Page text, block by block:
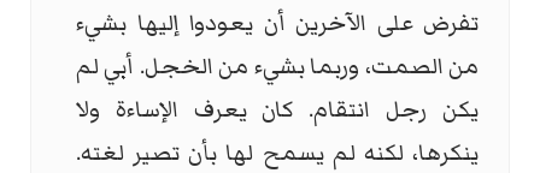
تفرض على الآخرين أن يعودوا إليها بشيء
من الصمت، وربما بشيء من الخجل. أبي لم
يكن رجل انتقام. كان يعرف الإساءة ولا
ينكرها، لكنه لم يسمح لها بأن تصير لغته.